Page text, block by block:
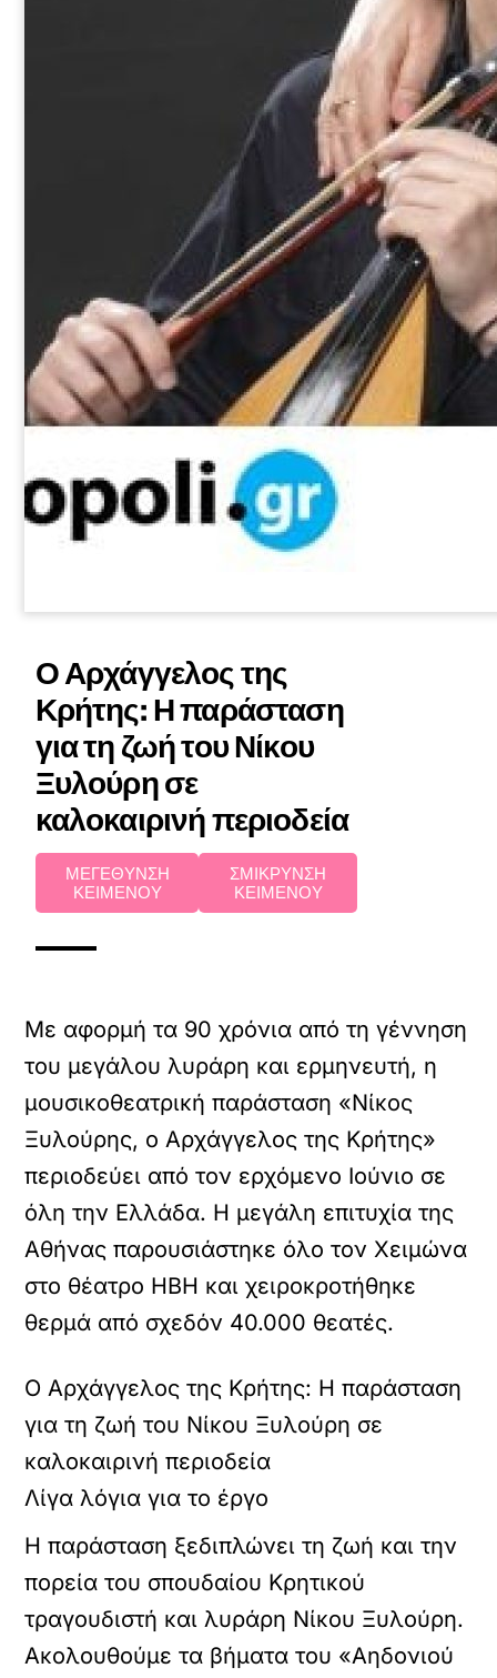
Ο Αρχάγγελος της
Κρήτης: Η παράσταση
για τη ζωή του Νίκου
Ξυλούρη σε
καλοκαιρινή περιοδεία
ΜΕΓΕΘΥΝΣΗ
ΚΕΙΜΕΝΟΥ
ΣΜΙΚΡΥΝΣΗ
ΚΕΙΜΕΝΟΥ
Με αφορμή τα 90 χρόνια από τη γέννηση
του μεγάλου λυράρη και ερμηνευτή, η
μουσικοθεατρική παράσταση «Νίκος
Ξυλούρης, ο Αρχάγγελος της Κρήτης»
περιοδεύει από τον ερχόμενο Ιούνιο σε
όλη την Ελλάδα. Η μεγάλη επιτυχία της
Αθήνας παρουσιάστηκε όλο τον Χειμώνα
στο θέατρο ΗΒΗ και χειροκροτήθηκε
θερμά από σχεδόν 40.000 θεατές.
Ο Αρχάγγελος της Κρήτης: Η παράσταση
για τη ζωή του Νίκου Ξυλούρη σε
καλοκαιρινή περιοδεία
Λίγα λόγια για το έργο
Η παράσταση ξεδιπλώνει τη ζωή και την
πορεία του σπουδαίου Κρητικού
τραγουδιστή και λυράρη Νίκου Ξυλούρη.
Ακολουθούμε τα βήματα του «Αηδονιού